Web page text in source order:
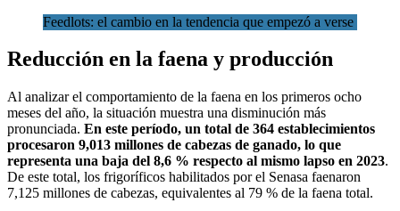
Feedlots: el cambio en la tendencia que empezó a verse
Reducción en la faena y producción
Al analizar el comportamiento de la faena en los primeros ocho
meses del año, la situación muestra una disminución más
pronunciada. En este período, un total de 364 establecimientos
procesaron 9,013 millones de cabezas de ganado, lo que
representa una baja del 8,6 % respecto al mismo lapso en 2023.
De este total, los frigoríficos habilitados por el Senasa faenaron
7,125 millones de cabezas, equivalentes al 79 % de la faena total.